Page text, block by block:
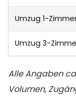
Umzug 1-
Umzug 3-
Alle Angaben
Volumen,